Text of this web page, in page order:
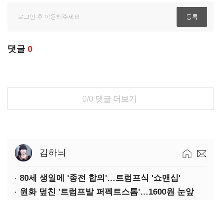
댓글 0
0/0 댓글 더보기
김하늬
80세 생일에 '종전 합의'…트럼프식 '쇼맨십'
원화 덮친 '트럼프발 퍼펙트스톰'…1600원 눈앞